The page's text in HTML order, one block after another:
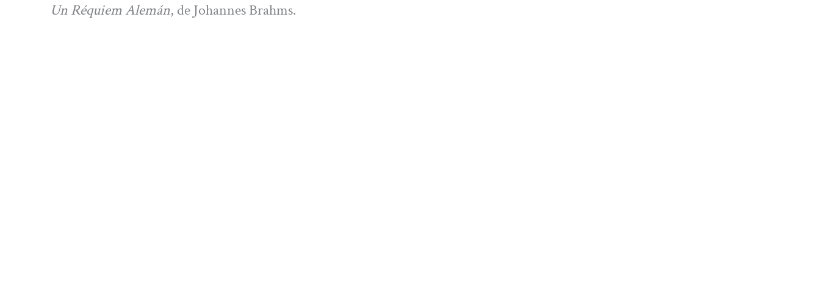
Un Réquiem Alemán, de Johannes Brahms.